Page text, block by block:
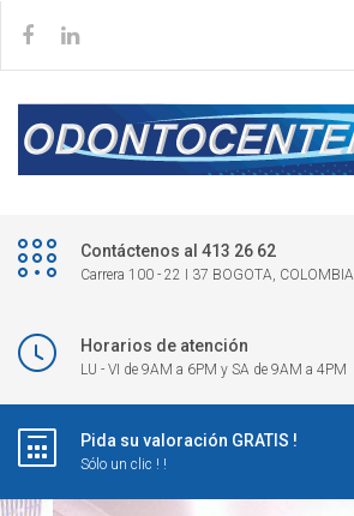
Contáctenos al 413 26 62
Carrera 100 - 22 I 37 BOGOTA, COLOMBIA
Horarios de atención
LU - VI de 9AM a 6PM y SA de 9AM a 4PM
Pida su valoración GRATIS !
Sólo un clic ! !